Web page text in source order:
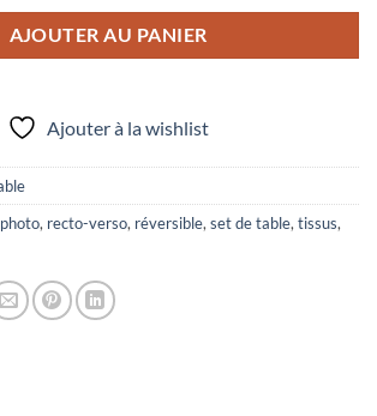
AJOUTER AU PANIER
Ajouter à la wishlist
photo, recto-verso, réversible, set de table, tissus,